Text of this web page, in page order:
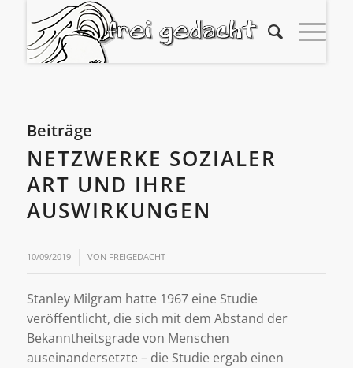
Beiträge
NETZWERKE SOZIALER
ART UND IHRE
AUSWIRKUNGEN
10/09/2019 VON FREIGEDACHT
Stanley Milgram hatte 1967 eine Studie
veröffentlicht, die sich mit dem Abstand der
Bekanntheitsgrade von Menschen
auseinandersetzte – die Studie ergab einen